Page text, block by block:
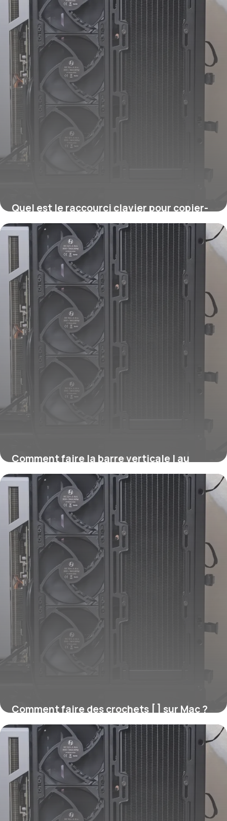
Quel est le raccourci clavier pour copier-
coller ?
16 juillet 2026
Comment faire la barre verticale | au
clavier ?
16 juillet 2026
Comment faire des crochets [ ] sur Mac ?
16 juillet 2026